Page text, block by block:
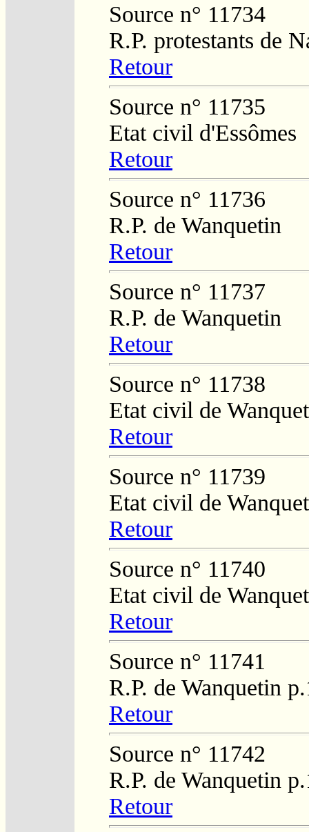
Source n° 11734
R.P. protestants de
Retour
Source n° 11735
Etat civil d'Essômes
Retour
Source n° 11736
R.P. de Wanquetin
Retour
Source n° 11737
R.P. de Wanquetin
Retour
Source n° 11738
Etat civil de
Retour
Source n° 11739
Etat civil de
Retour
Source n° 11740
Etat civil de
Retour
Source n° 11741
R.P. de Wanquetin
Retour
Source n° 11742
R.P. de Wanquetin
Retour